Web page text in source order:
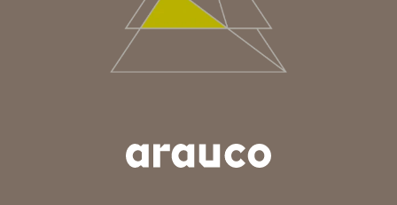
AUS/NZ